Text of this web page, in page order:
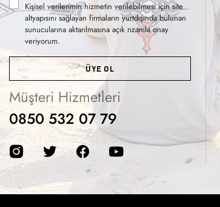
Kişisel verilerimin hizmetin verilebilmesi için site
altyapısını sağlayan firmaların yurtdışında bulunan
sunucularına aktarılmasına açık rızamla onay
veriyorum.
ÜYE OL
Müşteri Hizmetleri
0850 532 07 79